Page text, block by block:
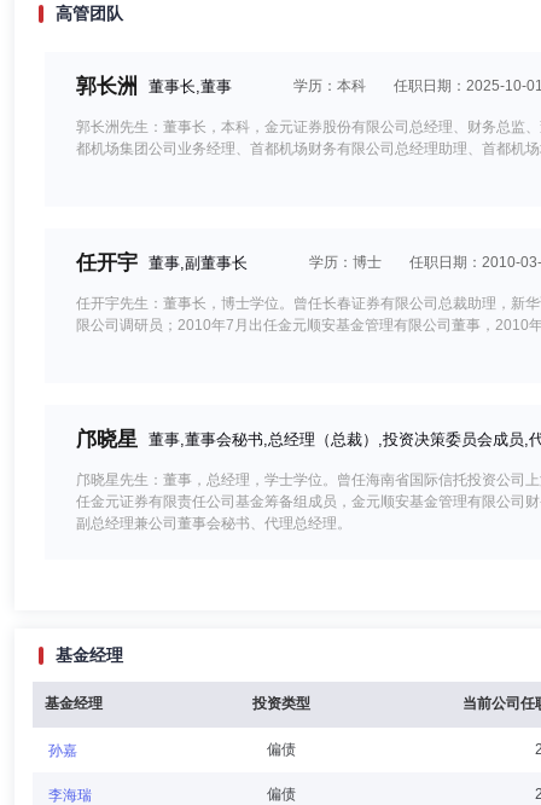
高管团队
郭长洲 董事长,董事 学历：本科 任职日期：2025-10-
郭长洲先生：董事长，本科，金元证券股份有限公司总经理、财务总监
都机场集团公司业务经理、首都机场财务有限公司总经理助理、首都机
任开宇 董事,副董事长 学历：博士 任职日期：2010-
任开宇先生：董事长，博士学位。曾任长春证券有限公司总裁助理，新
限公司调研员；2010年7月出任金元顺安基金管理有限公司董事，2010
邝晓星 董事,董事会秘书,总经理（总裁）,投资决策委员会成员,
邝晓星先生：董事，总经理，学士学位。曾任海南省国际信托投资公司
任金元证券有限责任公司基金筹备组成员，金元顺安基金管理有限公司
副总经理兼公司董事会秘书、代理总经理。
李永丽女士：董事，研究生，云南省滇中产业发展集团有限责任公司国
公司投资管理部门副经理。
罗寅 董事,副董事长,副总经理 任职日期：
基金经理
基金经理 投资类型 当前公司任
孙嘉 偏债
李海瑞 偏债